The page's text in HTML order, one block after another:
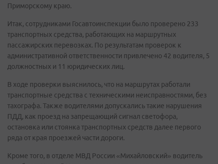
Приморскому краю.
Итак, сотрудниками Госавтоинспекции было проверено 233
транспортных средства, работающих на маршрутных
пассажирских перевозках. По результатам проверок к
административной ответственности привлечено 42 водителя, 5
должностных и 11 юридических лиц.
В ходе проверки выяснилось, что на маршрутах работали
транспортные средства с техническими неисправностями, без
тахографа. Также водителями допускались такие нарушения
ПДД, как проезд на запрещающий сигнал светофора,
остановка или стоянка транспортных средств далее первого
ряда от края проезжей части дороги.
Кроме того, в отделе МВД России «Михайловский» водитель